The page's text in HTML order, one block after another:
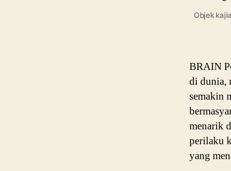
Objek
BRAIN
di dunia,
semakin
menarik
perilaku
yang